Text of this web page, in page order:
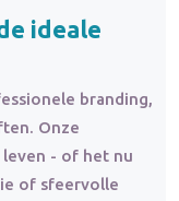
ideale
branding,
Onze
- of het nu
of sfeervolle